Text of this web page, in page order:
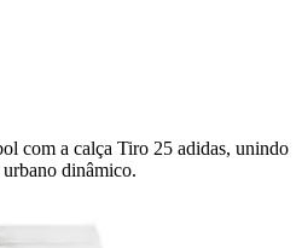
com a calça Tiro 25 adidas, unindo
dinâmico.